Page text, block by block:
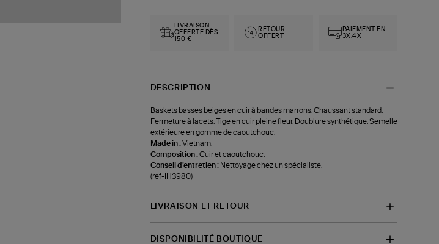
LIVRAISON
OFFERTE DÈS
150 €
RETOUR
OFFERT
PAIEMENT EN
3X,4X
DESCRIPTION
Baskets basses beiges en cuir à bandes marrons. Chaussant standard.
Fermeture à lacets. Tige en cuir pleine fleur. Doublure synthétique. Semelle
extérieure en gomme de caoutchouc.
Made in :Vietnam.
Composition :Cuir et caoutchouc.
Conseil d'entretien : Nettoyage chez un spécialiste.
(ref-IH3980)
LIVRAISON ET RETOUR
DISPONIBILITÉ BOUTIQUE